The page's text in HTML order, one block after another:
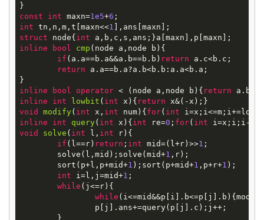
const
int maxn=1e5+6
int tn,n,m,t[maxn<<1
struct
node{int
inline
bool cmp (node a,node b) {
if (a.a==b.a&&a.b==b.b) return a.c<b.c;
return a.a==b.a?a.b<b.b:a.a<b.a;
inline
bool operator < (node a,node b){ return
inline
int lowbit ( int x) { return
void
modify( int x, int num) {for( int
inline
int query( int x) {int re=0 ; for( int i=x;i;i-
void
solve ( int l, int r) {
if (l==r) return ; int mid=(l+r)>>1 ;
	solve(l,mid);solve(mid+
1 ,r);
	sort(p+l,p+mid+
1 );sort(p+mid+1 ,p+r+1 );
int i=l,j=mid+1 ;
while (j<=r){
while